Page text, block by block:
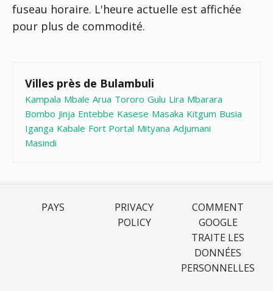
fuseau horaire. L'heure actuelle est affichée
pour plus de commodité.
Villes près de Bulambuli
Kampala Mbale Arua Tororo Gulu Lira Mbarara
Bombo Jinja Entebbe Kasese Masaka Kitgum Busia
Iganga Kabale Fort Portal Mityana Adjumani
Masindi
PAYS
PRIVACY
POLICY
COMMENT
GOOGLE
TRAITE LES
DONNÉES
PERSONNELLES